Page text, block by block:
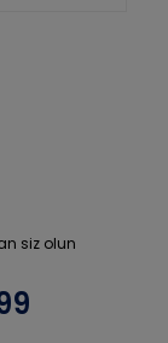
siz olun